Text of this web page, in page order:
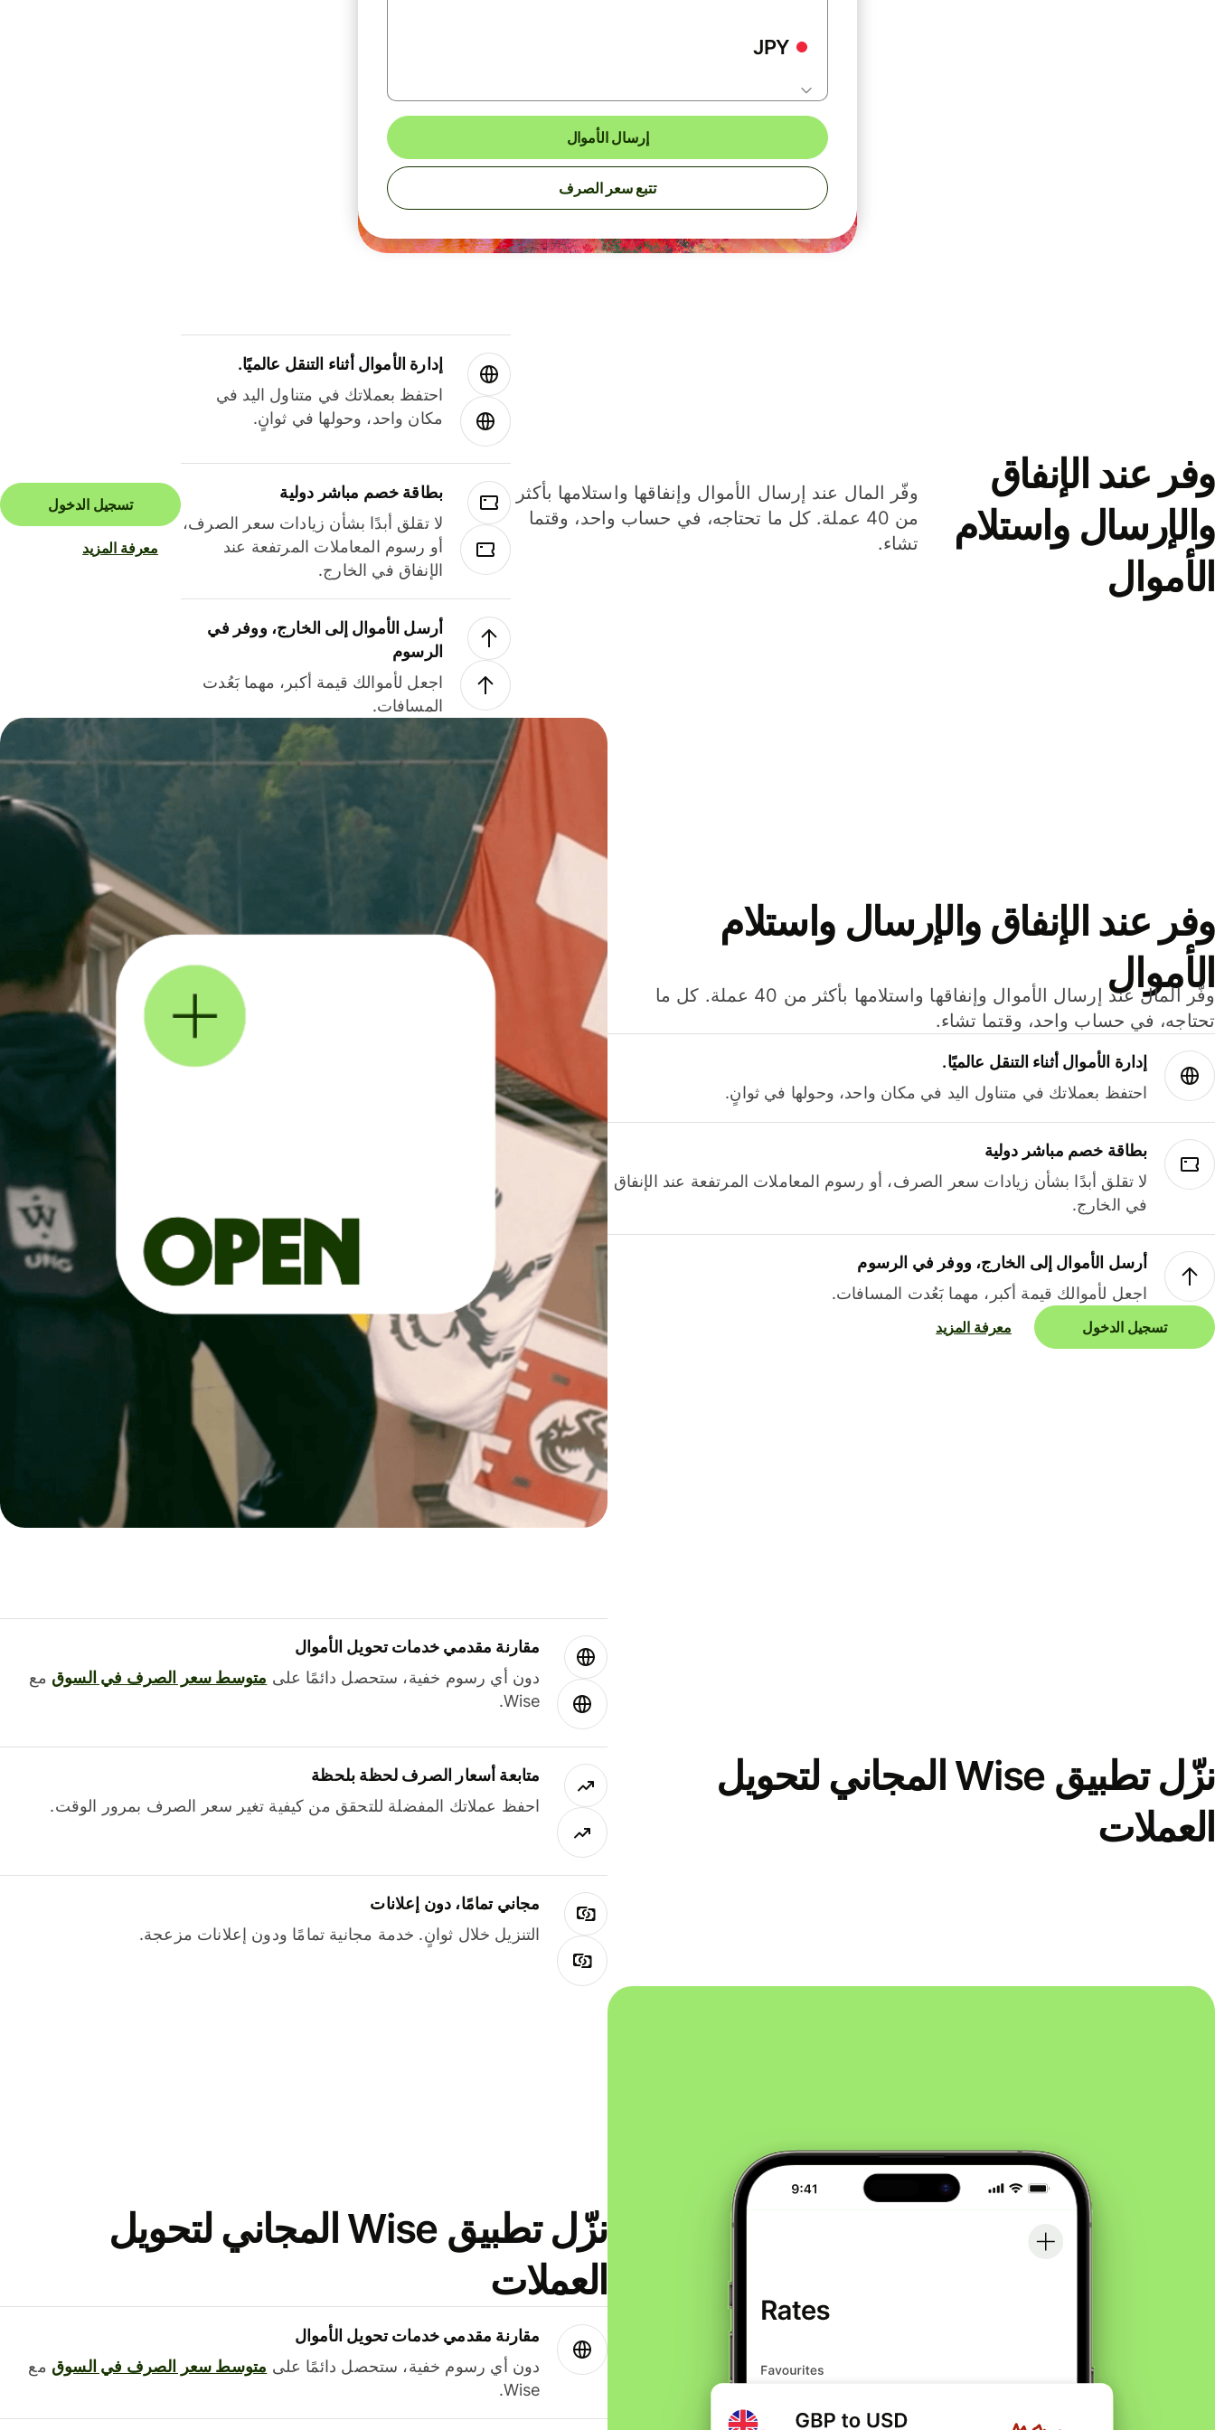
JPY
إرسال الأموال
تتبع سعر الصرف
وفر عند الإنفاق
والإرسال واستلام
الأموال
وفّر المال عند إرسال الأموال وإنفاقها واستلامها بأكثر
من 40 عملة. كل ما تحتاجه، في حساب واحد، وقتما
تشاء.
إدارة الأموال أثناء التنقل عالميًا.
احتفظ بعملاتك في متناول اليد في
مكان واحد، وحولها في ثوانٍ.
بطاقة خصم مباشر دولية
لا تقلق أبدًا بشأن زيادات سعر الصرف،
أو رسوم المعاملات المرتفعة عند
الإنفاق في الخارج.
أرسل الأموال إلى الخارج، ووفر في
الرسوم
اجعل لأموالك قيمة أكبر، مهما بَعُدت
المسافات.
تسجيل الدخول
معرفة المزيد
وفر عند الإنفاق والإرسال واستلام
الأموال
وفّر المال عند إرسال الأموال وإنفاقها واستلامها بأكثر من 40 عملة. كل ما
تحتاجه، في حساب واحد، وقتما تشاء.
إدارة الأموال أثناء التنقل عالميًا.
احتفظ بعملاتك في متناول اليد في مكان واحد، وحولها في ثوانٍ.
بطاقة خصم مباشر دولية
لا تقلق أبدًا بشأن زيادات سعر الصرف، أو رسوم المعاملات المرتفعة عند الإنفاق
في الخارج.
أرسل الأموال إلى الخارج، ووفر في الرسوم
اجعل لأموالك قيمة أكبر، مهما بَعُدت المسافات.
تسجيل الدخول معرفة المزيد
نزّل تطبيق Wise المجاني لتحويل
العملات
مقارنة مقدمي خدمات تحويل الأموال
دون أي رسوم خفية، ستحصل دائمًا على متوسط ​​سعر الصرف في السوق مع
Wise.
متابعة أسعار الصرف لحظة بلحظة
احفظ عملاتك المفضلة للتحقق من كيفية تغير سعر الصرف بمرور الوقت.
مجاني تمامًا، دون إعلانات
التنزيل خلال ثوانٍ. خدمة مجانية تمامًا ودون إعلانات مزعجة.
نزّل تطبيق Wise المجاني لتحويل
العملات
مقارنة مقدمي خدمات تحويل الأموال
دون أي رسوم خفية، ستحصل دائمًا على متوسط ​​سعر الصرف في السوق مع
Wise.